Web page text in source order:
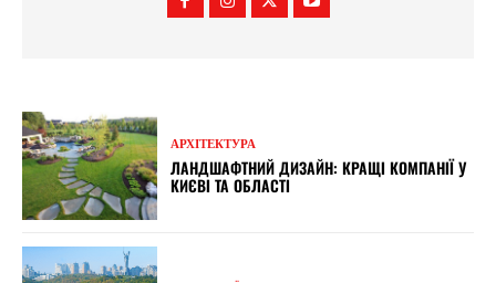
АРХІТЕКТУРА
ЛАНДШАФТНИЙ ДИЗАЙН: КРАЩІ КОМПАНІЇ У
КИЄВІ ТА ОБЛАСТІ